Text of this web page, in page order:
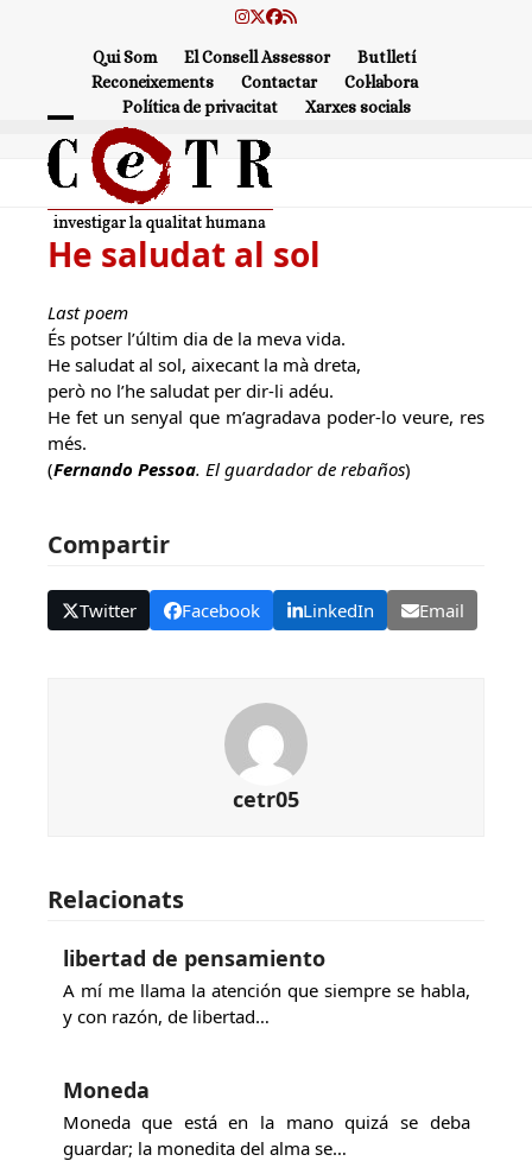
Instagram
Twitter
Facebook
RSS
Qui Som El Consell Assessor
Butlletí
Reconeixements
Contactar
Col·labora
Política de privacitat
Xarxes socials
Open
mobile
menu
Close
mobile
menu
He saludat al sol
Last poem
És potser l’últim dia de la meva vida.
He saludat al sol, aixecant la mà dreta,
però no l’he saludat per dir-li adéu.
He fet un senyal que m’agradava poder-lo veure, res
més.
(Fernando Pessoa. El guardador de rebaños)
Compartir
Twitter Facebook LinkedIn Email
cetr05
Relacionats
libertad de pensamiento
A mí me llama la atención que siempre se habla,
y con razón, de libertad…
Moneda
Moneda que está en la mano quizá se deba
guardar; la monedita del alma se…